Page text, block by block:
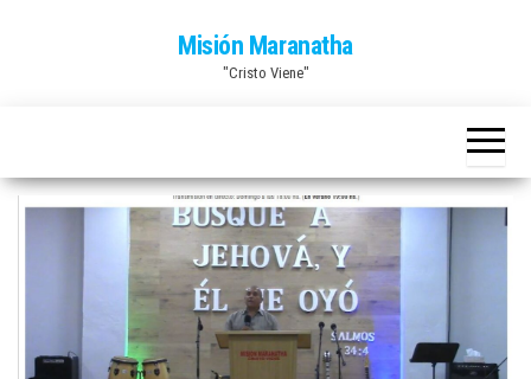
Misión Maranatha
"Cristo Viene"